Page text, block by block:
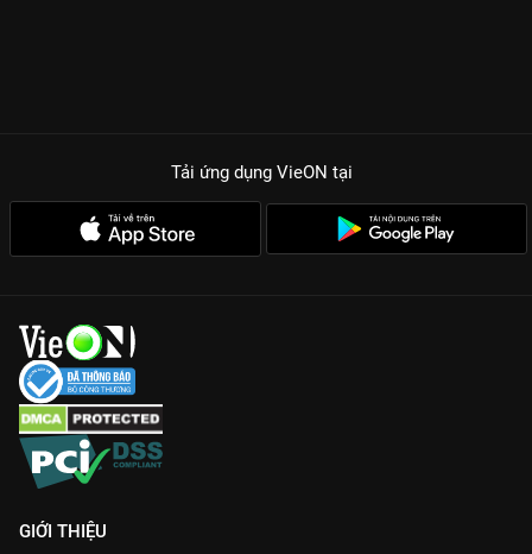
Tải ứng dụng VieON tại
GIỚI THIỆU